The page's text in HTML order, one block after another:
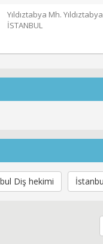
Yıldıztabya Mh.
İSTANBUL
Diş hekimi